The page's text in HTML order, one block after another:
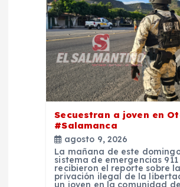
Secuestran a joven en
#Salamanca
agosto 9, 2026
La mañana de este
sistema de emergencias 911
recibieron el reporte sobre la
privación ilegal de la
un joven en la comunidad de